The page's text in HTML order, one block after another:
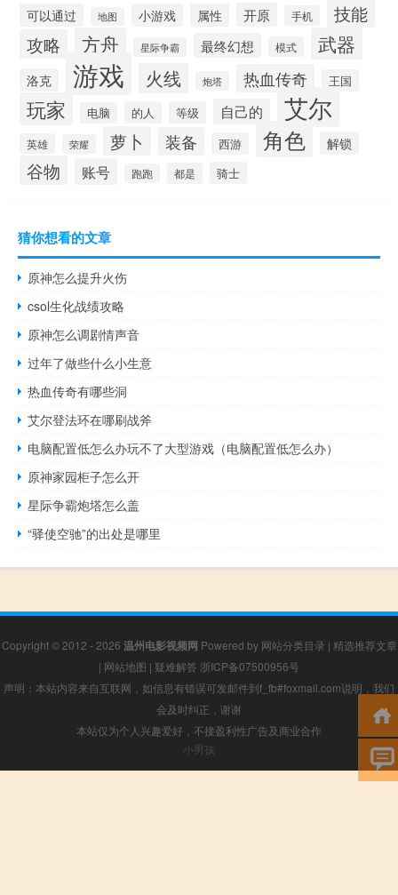
可以通过 地图 小游戏 属性 开原 手机
技能
攻略
方舟 星际争霸 最终幻想 模式 武器
洛克 游戏 火线 炮塔 热血传奇 王国
玩家 电脑 的人 等级 自己的 艾尔
英雄 荣耀 萝卜 装备 西游 角色 解锁
谷物 账号 跑跑 都是 骑士
猜你想看的文章
原神怎么提升火伤
csol生化战绩攻略
原神怎么调剧情声音
过年了做些什么小生意
热血传奇有哪些洞
艾尔登法环在哪刷战斧
电脑配置低怎么办玩不了大型游戏（电脑配置低怎么办）
原神家园柜子怎么开
星际争霸炮塔怎么盖
“驿使空驰”的出处是哪里
Copyright © 2012 - 2026 温州电影视频网 Powered by 网站分类目录 | 精选推荐文章
| 网站地图 | 疑难解答 浙ICP备07500956号
声明：本站内容来自互联网，如信息有错误可发邮件到f_fb#foxmail.com说明，我们
会及时纠正，谢谢
本站仅为个人兴趣爱好，不接盈利性广告及商业合作
小男孩